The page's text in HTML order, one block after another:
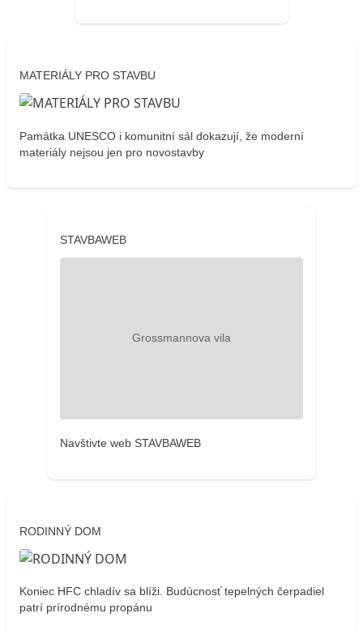
MATERIÁLY PRO STAVBU
Památka UNESCO i komunitní sál dokazují, že moderní
materiály nejsou jen pro novostavby
STAVBAWEB
Navštivte web STAVBAWEB
RODINNÝ DOM
Koniec HFC chladív sa blíži. Budúcnosť tepelných čerpadiel
patrí prírodnému propánu